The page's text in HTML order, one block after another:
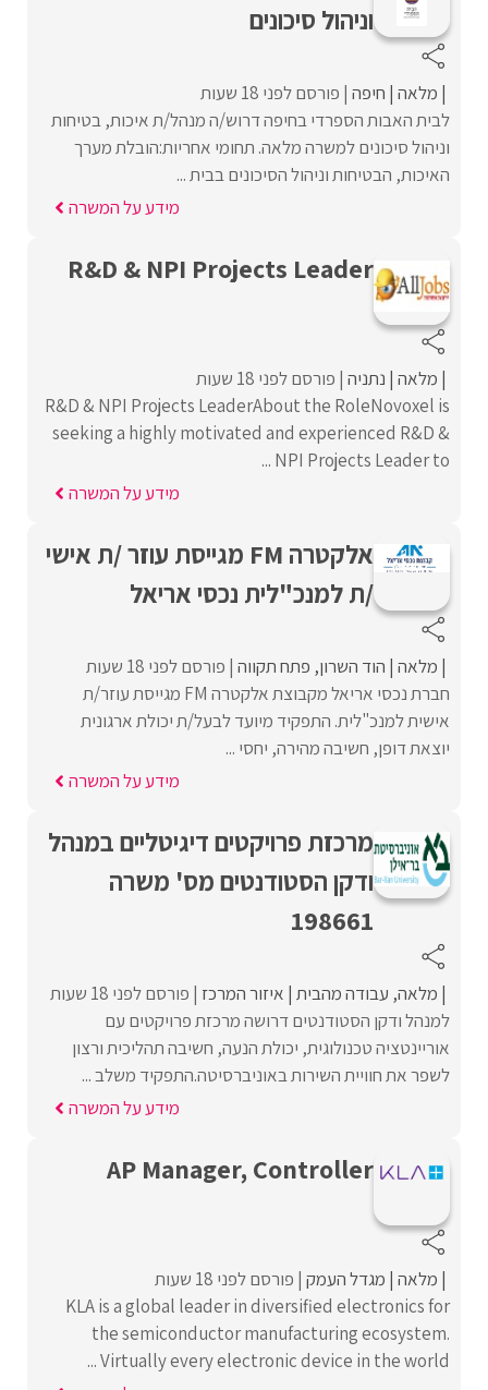
וניהול סיכונים
מלאה חיפה פורסם לפני 18 שעות
לבית האבות הספרדי בחיפה דרוש/ה מנהל/ת איכות, בטיחות
וניהול סיכונים למשרה מלאה. תחומי אחריות:הובלת מערך
האיכות, הבטיחות וניהול הסיכונים בבית ...
מידע על המשרה
R&D & NPI Projects Leader
מלאה נתניה פורסם לפני 18 שעות
R&D & NPI Projects LeaderAbout the RoleNovoxel is
seeking a highly motivated and experienced R&D &
NPI Projects Leader to ...
מידע על המשרה
אלקטרה FM מגייסת עוזר /ת אישי
/ת למנכ"לית נכסי אריאל
מלאה הוד השרון פתח תקווה פורסם לפני 18 שעות
חברת נכסי אריאל מקבוצת אלקטרה FM מגייסת עוזר/ת
אישית למנכ"לית. התפקיד מיועד לבעל/ת יכולת ארגונית
יוצאת דופן, חשיבה מהירה, יחסי ...
מידע על המשרה
מרכזת פרויקטים דיגיטליים במנהל
ודקן הסטודנטים מס' משרה
198661
מלאה עבודה מהבית איזור המרכז פורסם לפני 18 שעות
למנהל ודקן הסטודנטים דרושה מרכזת פרויקטים עם
אוריינטציה טכנולוגית, יכולת הנעה, חשיבה תהליכית ורצון
לשפר את חוויית השירות באוניברסיטה.התפקיד משלב ...
מידע על המשרה
AP Manager, Controller
מלאה מגדל העמק פורסם לפני 18 שעות
KLA is a global leader in diversified electronics for
the semiconductor manufacturing ecosystem.
Virtually every electronic device in the world ...